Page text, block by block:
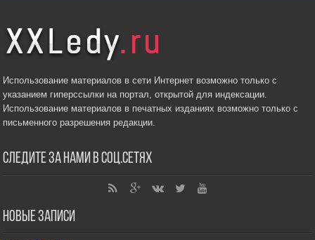
Использование материалов в сети Интернет возможно только с
указанием гиперссылки на портал, открытой для индексации.
Использование материалов в печатных изданиях возможно только с
письменного разрешения редакции.
Следите за нами в соц.сетях
Новые записи